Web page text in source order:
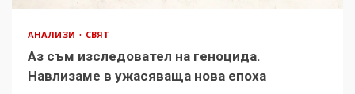
АНАЛИЗИ СВЯТ
Аз съм изследовател на геноцида.
Навлизаме в ужасяваща нова епоха